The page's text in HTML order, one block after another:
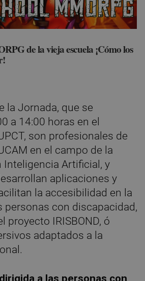
de la vieja escuela ¡Cómo los
la Jornada, que se
a 14:00 horas en el
son profesionales de
en el campo de la
Inteligencia Artificial, y
aplicaciones y
la accesibilidad en la
personas con discapacidad,
proyecto IRISBOND, ó
adaptados a la
dirigida a las personas con